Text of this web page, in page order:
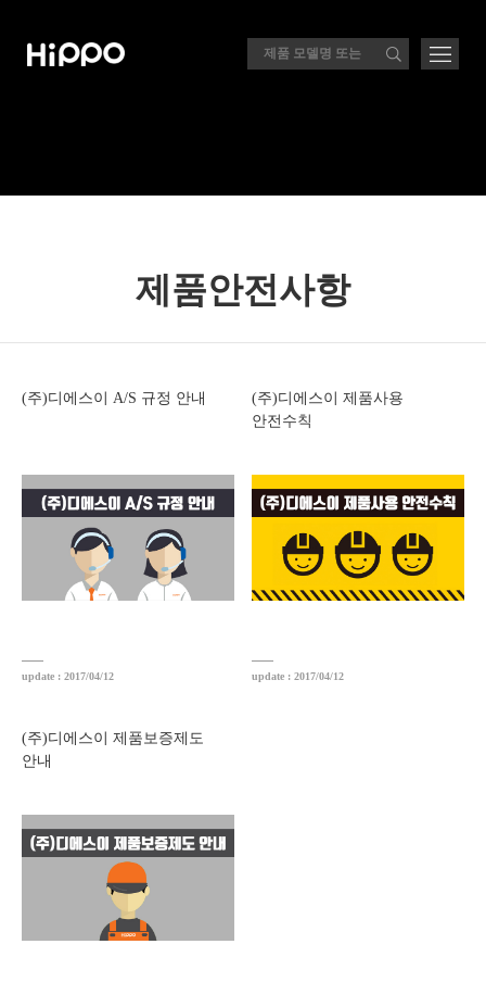
제품안전사항
(주)디에스이 A/S 규정 안내
update : 2017/04/12
(주)디에스이 제품사용
안전수칙
update : 2017/04/12
(주)디에스이 제품보증제도
안내